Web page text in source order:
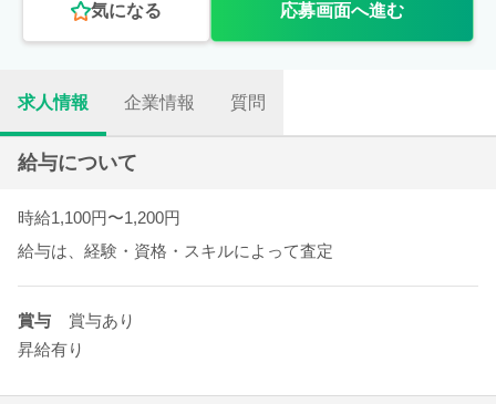
気になる 応募画面へ進む
求人情報 企業情報 質問
給与について
時給1,100円〜1,200円
給与は、経験・資格・スキルによって査定
賞与
賞与あり
昇給有り